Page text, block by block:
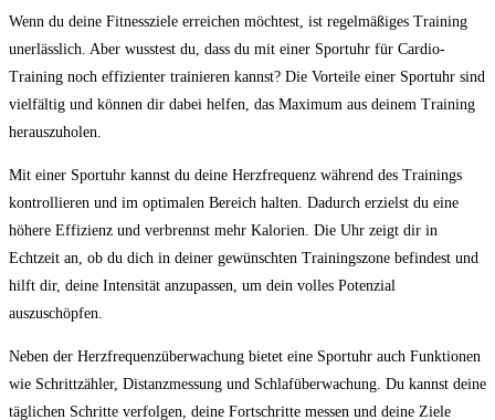
Wenn du deine Fitnessziele erreichen möchtest, ist regelmäßiges Training
unerlässlich. Aber wusstest du, dass du⁣ mit einer Sportuhr für Cardio-
Training noch effizienter trainieren kannst? Die Vorteile einer Sportuhr sind
vielfältig und können dir⁢ dabei helfen, das ⁣Maximum aus deinem ⁣Training⁢
herauszuholen.
Mit einer Sportuhr kannst du deine Herzfrequenz während des Trainings
kontrollieren und im optimalen Bereich halten. Dadurch erzielst du‍ eine
höhere Effizienz und verbrennst mehr​ Kalorien. Die⁤ Uhr zeigt dir in
Echtzeit an, ob ⁢du dich ⁤in deiner gewünschten Trainingszone befindest‍ und
hilft dir, ​deine⁣ Intensität⁢ anzupassen, um dein ⁤volles Potenzial
auszuschöpfen.
Neben⁣ der‌ Herzfrequenzüberwachung bietet eine Sportuhr auch Funktionen
wie Schrittzähler, Distanzmessung und Schlafüberwachung. Du kannst deine
täglichen Schritte verfolgen, deine Fortschritte messen und deine ​Ziele